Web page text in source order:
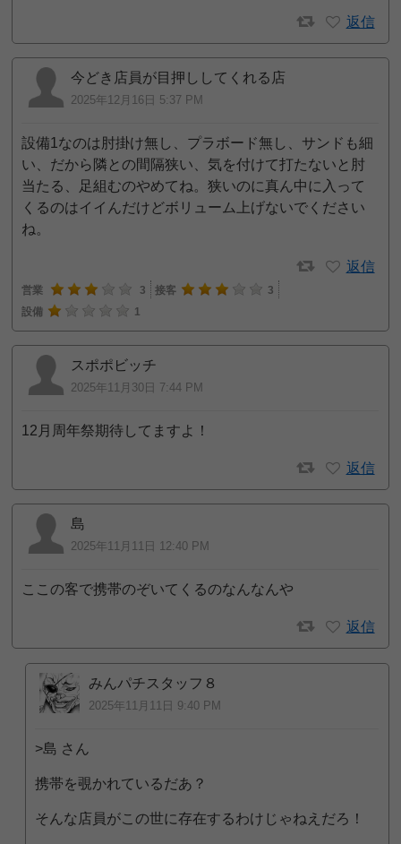
返信
今どき店員が目押ししてくれる店
2025年12月16日 5:37 PM
設備1なのは肘掛け無し、プラボード無し、サンドも細
い、だから隣との間隔狭い、気を付けて打たないと肘
当たる、足組むのやめてね。狭いのに真ん中に入って
くるのはイイんだけどボリューム上げないでください
ね。
返信
営業 3 接客
3
設備
1
スポポビッチ
2025年11月30日 7:44 PM
12月周年祭期待してますよ！
返信
島
2025年11月11日 12:40 PM
ここの客で携帯のぞいてくるのなんなんや
返信
みんパチスタッフ８
2025年11月11日 9:40 PM
>島 さん
携帯を覗かれているだあ？
そんな店員がこの世に存在するわけじゃねえだろ！